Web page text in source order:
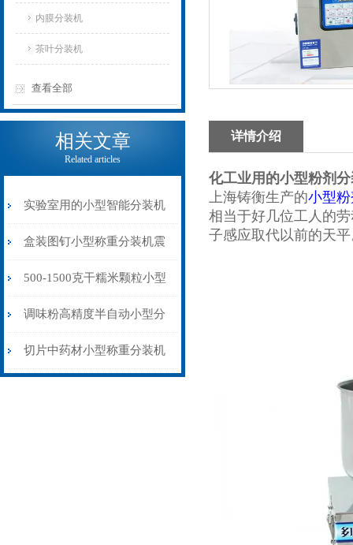
内膜分装机
茶叶分装机
查看全部
相关文章
Related articles
实验室用的小型智能分装机
1-20克厂家价格
盒装图钉小型称重分装机震
动下料
500-1500克干糯米颗粒小型
分装机袋装人工接料
调味粉高精度半自动小型分
装机厂家现货
切片中药材小型称重分装机
详情介绍
化工业用的小型粉剂
上海铸衡生产的小型
相当于好几位工人的
子感应取代以前的天